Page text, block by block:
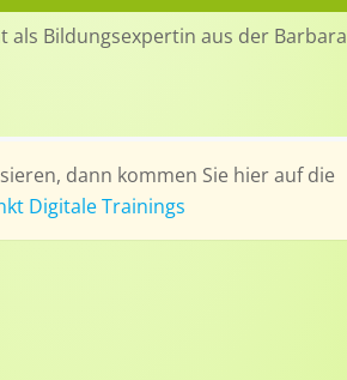
als Bildungsexpertin aus der Barbara
dann kommen Sie hier auf die
Digitale Trainings